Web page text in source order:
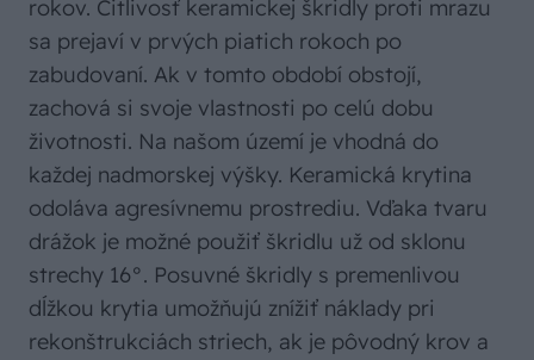
rokov. Citlivosť keramickej škridly proti mrazu
sa prejaví v prvých piatich rokoch po
zabudovaní. Ak v tomto období obstojí,
zachová si svoje vlastnosti po celú dobu
životnosti. Na našom území je vhodná do
každej nadmorskej výšky. Keramická krytina
odoláva agresívnemu prostrediu. Vďaka tvaru
drážok je možné použiť škridlu už od sklonu
strechy 16°. Posuvné škridly s premenlivou
dĺžkou krytia umožňujú znížiť náklady pri
rekonštrukciách striech, ak je pôvodný krov a